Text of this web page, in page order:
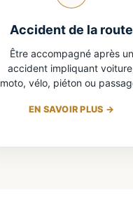
Accident de la route
Être accompagné après un
accident impliquant
moto, vélo, piéton ou
EN SAVOIR PLUS